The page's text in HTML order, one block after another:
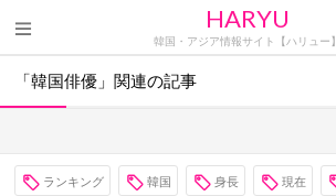
HARYU
韓国・アジア情報サイト【ハリュー】
「韓国俳優」関連の記事
ランキング 韓国 身長 現在